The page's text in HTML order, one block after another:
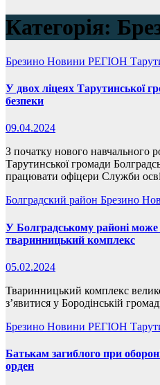
Категорія:
Брезино Новини РЕГІОН
У двох ліцеях Тарутинської
безпеки
09.04.2024
З початку нового навчального
Тарутинської громади
працювати офіцери Служби
Болградский район Брезино
У Болградському районі
тваринницький комплекс
05.02.2024
Тваринницький комплекс
з’явитися у Бородінській
Брезино Новини РЕГІОН
Батькам загиблого при
орден